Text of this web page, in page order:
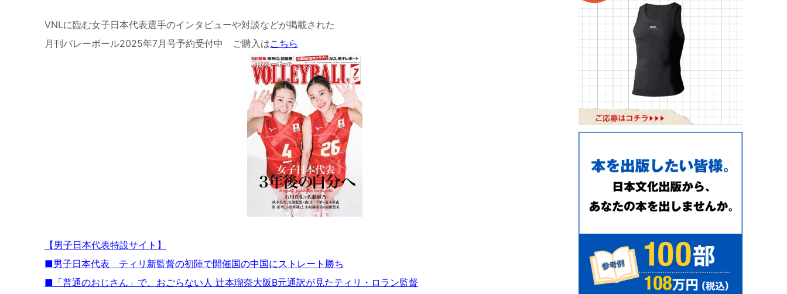
VNLに臨む女子日本代表選手のインタビューや対談などが掲載された
月刊バレーボール2025年7月号予約受付中 ご購入はこちら
【男子日本代表特設サイト】
■男子日本代表 ティリ新監督の初陣で開催国の中国にストレート勝ち
■「普通のおじさん」で、おごらない人 辻本瑠奈大阪B元通訳が見たティリ・ロラン監督